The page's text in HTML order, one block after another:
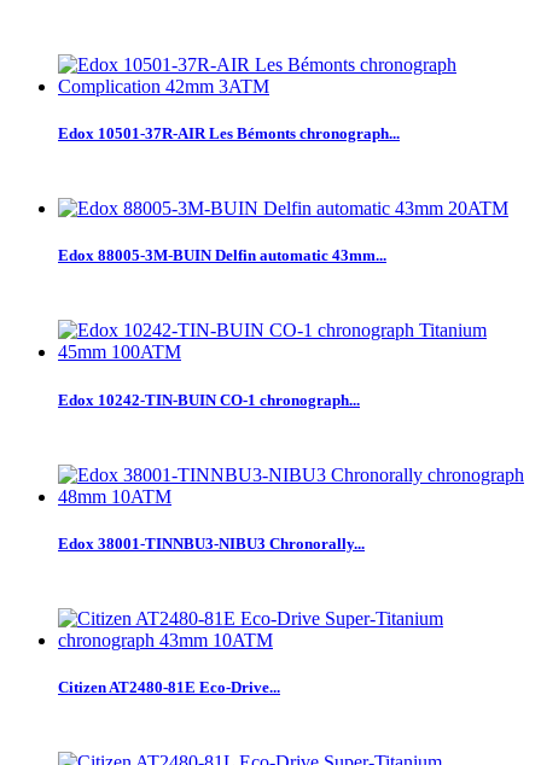
Edox 10501-37R-AIR Les Bémonts chronograph...
Edox 88005-3M-BUIN Delfin automatic 43mm...
Edox 10242-TIN-BUIN CO-1 chronograph...
Edox 38001-TINNBU3-NIBU3 Chronorally...
Citizen AT2480-81E Eco-Drive...